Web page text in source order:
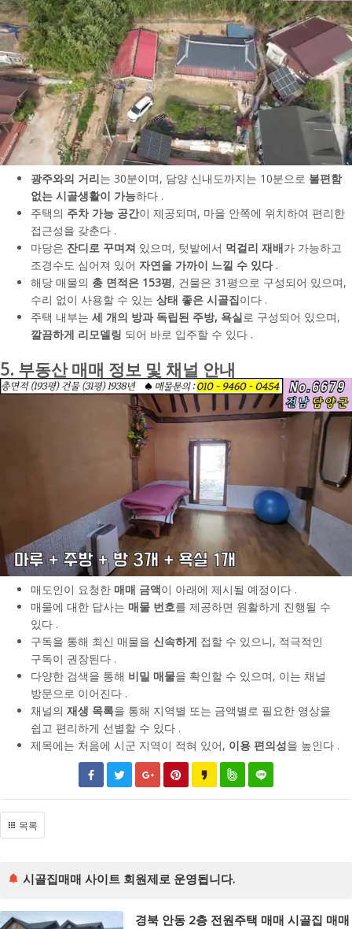
광주와의 거리는 30분이며, 담양 신내도까지는 10분으로 불편함
없는 시골생활이 가능하다 .
주택의 주차 가능 공간이 제공되며, 마을 안쪽에 위치하여 편리한
접근성을 갖춘다 .
마당은 잔디로 꾸며져 있으며, 텃밭에서 먹걸리 재배가 가능하고
조경수도 심어져 있어 자연을 가까이 느낄 수 있다.
해당 매물의 총 면적은 153평, 건물은 31평으로 구성되어 있으며,
수리 없이 사용할 수 있는 상태 좋은 시골집이다 .
주택 내부는 세 개의 방과 독립된 주방, 욕실로 구성되어 있으며,
깔끔하게 리모델링 되어 바로 입주할 수 있다 .
5. 부동산 매매 정보 및 채널 안내
매도인이 요청한 매매 금액이 아래에 제시될 예정이다 .
매물에 대한 답사는 매물 번호를 제공하면 원활하게 진행될 수
있다 .
구독을 통해 최신 매물을 신속하게 접할 수 있으니, 적극적인
구독이 권장된다 .
다양한 검색을 통해 비밀 매물을 확인할 수 있으며, 이는 채널
방문으로 이어진다 .
채널의 재생 목록을 통해 지역별 또는 금액별로 필요한 영상을
쉽고 편리하게 선별할 수 있다 .
제목에는 처음에 시군 지역이 적혀 있어, 이용 편의성을 높인다 .
목록
시골집매매 사이트 회원제로 운영됩니다.
경북 안동 2층 전원주택 매매 시골집 매매